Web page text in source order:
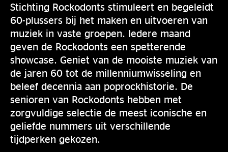
Stichting Rockodonts stimuleert en begeleidt
60-plussers bij het maken en uitvoeren van
muziek in vaste groepen. Iedere maand
geven de Rockodonts een spetterende
showcase. Geniet van de mooiste muziek van
de jaren 60 tot de millenniumwisseling en
beleef decennia aan poprockhistorie. De
senioren van Rockodonts hebben met
zorgvuldige selectie de meest iconische en
geliefde nummers uit verschillende
tijdperken gekozen.